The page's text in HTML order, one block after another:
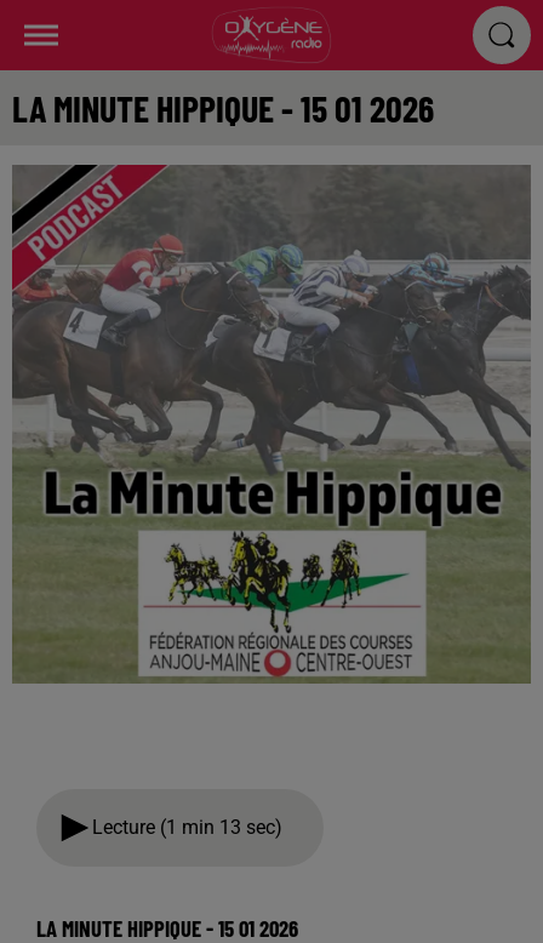
LA MINUTE HIPPIQUE - 15 01 2026
Lecture (1 min 13 sec)
LA MINUTE HIPPIQUE - 15 01 2026